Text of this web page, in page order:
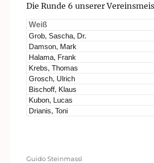
Runde
Die Runde 6 unserer
Weiß
Grob, Sascha, Dr.
Damson, Mark
Halama, Frank
Krebs, Thomas
Grosch, Ulrich
Bischoff, Klaus
Kubon, Lucas
Drianis, Toni
Autor
Guido Steinmassl